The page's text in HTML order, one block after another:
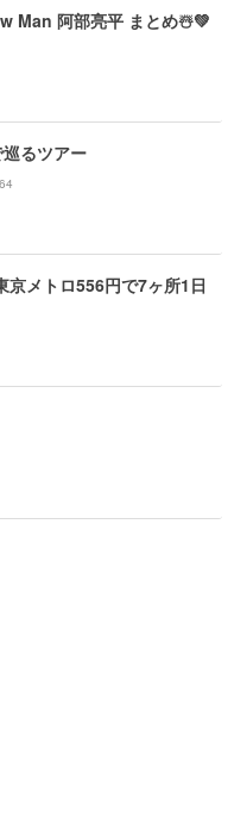
Man 阿部亮平 まとめ☃️💚
るツアー
64
京メトロ556円で7ヶ所1日